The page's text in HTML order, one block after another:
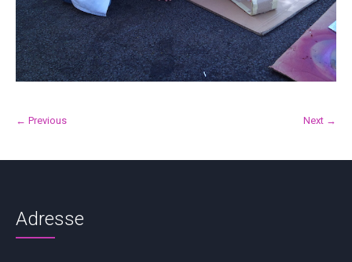
← Previous Next →
Adresse